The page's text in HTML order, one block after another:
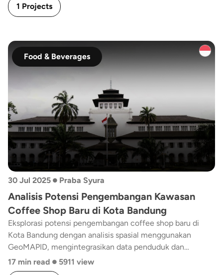
1 Projects
Food & Beverages
30 Jul 2025 • Praba Syura
Analisis Potensi Pengembangan Kawasan
Coffee Shop Baru di Kota Bandung
Eksplorasi potensi pengembangan coffee shop baru di
Kota Bandung dengan analisis spasial menggunakan
GeoMAPID, mengintegrasikan data penduduk dan
aktivitas malam hari.
17 min read • 5911 view